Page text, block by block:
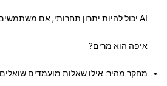
AI יכול להיות יתרון תחרותי, אם משתמשים בו נכון.
איפה הוא מרים?
מחקר מהיר: אילו שאלות מועמדים